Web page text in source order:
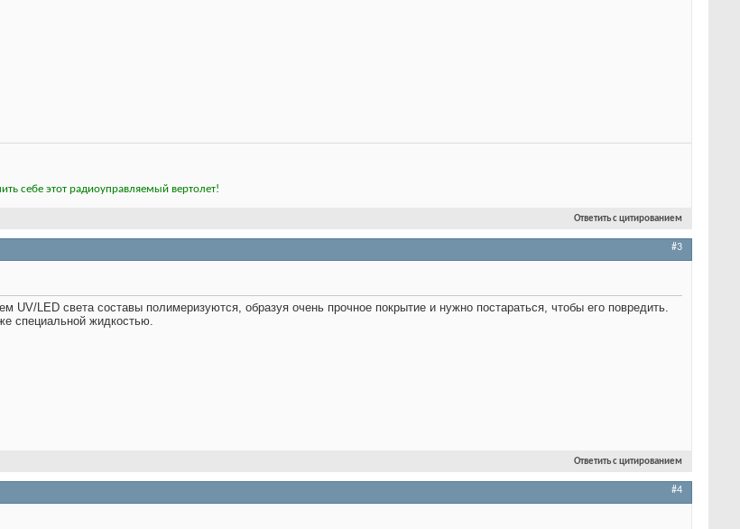
себе этот радиоуправляемый вертолет!
Ответить с цитированием
#3
UV/LED света составы полимеризуются, образуя очень прочное покрытие и нужно постараться, чтобы его повредить.
специальной жидкостью.
Ответить с цитированием
#4